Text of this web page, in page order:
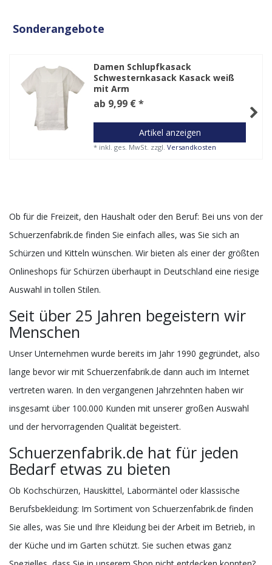
Sonderangebote
Damen Schlupfkasack
Schwesternkasack Kasack weiß
mit Arm
ab 9,99 € *
Artikel anzeigen
* inkl. ges. MwSt. zzgl.Versandkosten
Ob für die Freizeit, den Haushalt oder den Beruf: Bei uns von der
Schuerzenfabrik.de finden Sie einfach alles, was Sie sich an
Schürzen und Kitteln wünschen. Wir bieten als einer der größten
Onlineshops für Schürzen überhaupt in Deutschland eine riesige
Auswahl in tollen Stilen.
Seit über 25 Jahren begeistern wir
Menschen
Unser Unternehmen wurde bereits im Jahr 1990 gegründet, also
lange bevor wir mit Schuerzenfabrik.de dann auch im Internet
vertreten waren. In den vergangenen Jahrzehnten haben wir
insgesamt über 100.000 Kunden mit unserer großen Auswahl
und der hervorragenden Qualität begeistert.
Schuerzenfabrik.de hat für jeden
Bedarf etwas zu bieten
Ob Kochschürzen, Hauskittel, Labormäntel oder klassische
Berufsbekleidung: Im Sortiment von Schuerzenfabrik.de finden
Sie alles, was Sie und Ihre Kleidung bei der Arbeit im Betrieb, in
der Küche und im Garten schützt. Sie suchen etwas ganz